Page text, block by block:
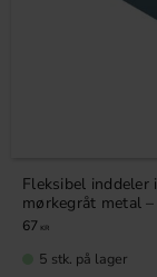
Fleksibel inddeler i
mørkegråt metal
67 KR
5 stk. på lager